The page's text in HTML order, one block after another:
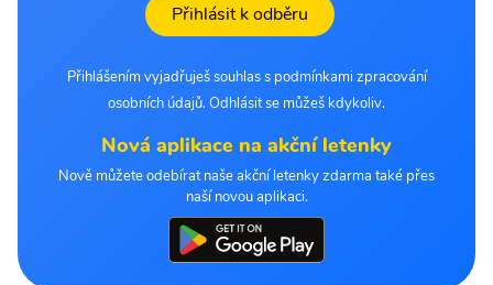
Přihlásit k odběru
Přihlášením vyjadřuješ souhlas s podmínkami zpracování
osobních údajů. Odhlásit se můžeš kdykoliv.
Nová aplikace na akční letenky
Nově můžete odebírat naše akční letenky zdarma také přes
naší novou aplikaci.